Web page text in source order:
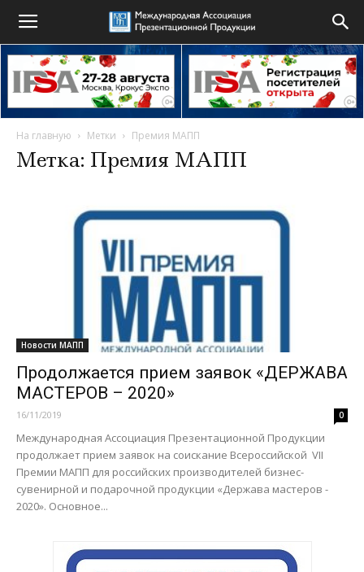
На главную Метки Премия МАПП
Метка: Премия МАПП
Новости МАПП
Продолжается прием заявок «ДЕРЖАВА
МАСТЕРОВ – 2020»
16/11/2019 0
Международная Ассоциация Презентационной Продукции
продолжает прием заявок на соискание Всероссийской VII
Премии МАПП для российских производителей бизнес-
сувенирной и подарочной продукции «Держава мастеров -
2020». Основное...